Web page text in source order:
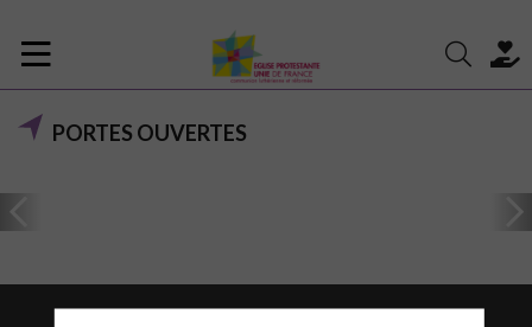
PORTES OUVERTES